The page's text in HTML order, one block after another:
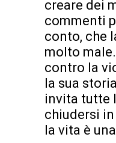
creare dei
commenti
conto, che
molto
contro la
la sua
invita tutte
chiudersi
la vita è